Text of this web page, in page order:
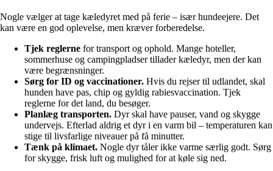
Nogle vælger at tage kæledyret med på ferie – især hundeejere. Det
kan være en god oplevelse, men kræver forberedelse.
Tjek reglerne for transport og ophold. Mange hoteller,
sommerhuse og campingpladser tillader kæledyr, men der kan
være begrænsninger.
Sørg for ID og vaccinationer. Hvis du rejser til udlandet, skal
hunden have pas, chip og gyldig rabiesvaccination. Tjek
reglerne for det land, du besøger.
Planlæg transporten. Dyr skal have pauser, vand og skygge
undervejs. Efterlad aldrig et dyr i en varm bil – temperaturen kan
stige til livsfarlige niveauer på få minutter.
Tænk på klimaet. Nogle dyr tåler ikke varme særlig godt. Sørg
for skygge, frisk luft og mulighed for at køle sig ned.